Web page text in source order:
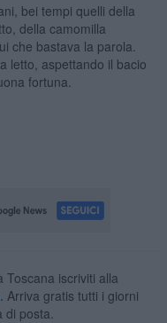
bei tempi quelli della
della camomilla
che bastava la parola.
letto, aspettando il bacio
fortuna.
Toscana iscriviti alla
Arriva gratis tutti i giorni
posta.